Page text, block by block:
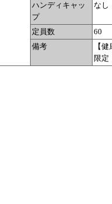
ハンディキャッ
プ
なし
定員数
60
備考
【
限定